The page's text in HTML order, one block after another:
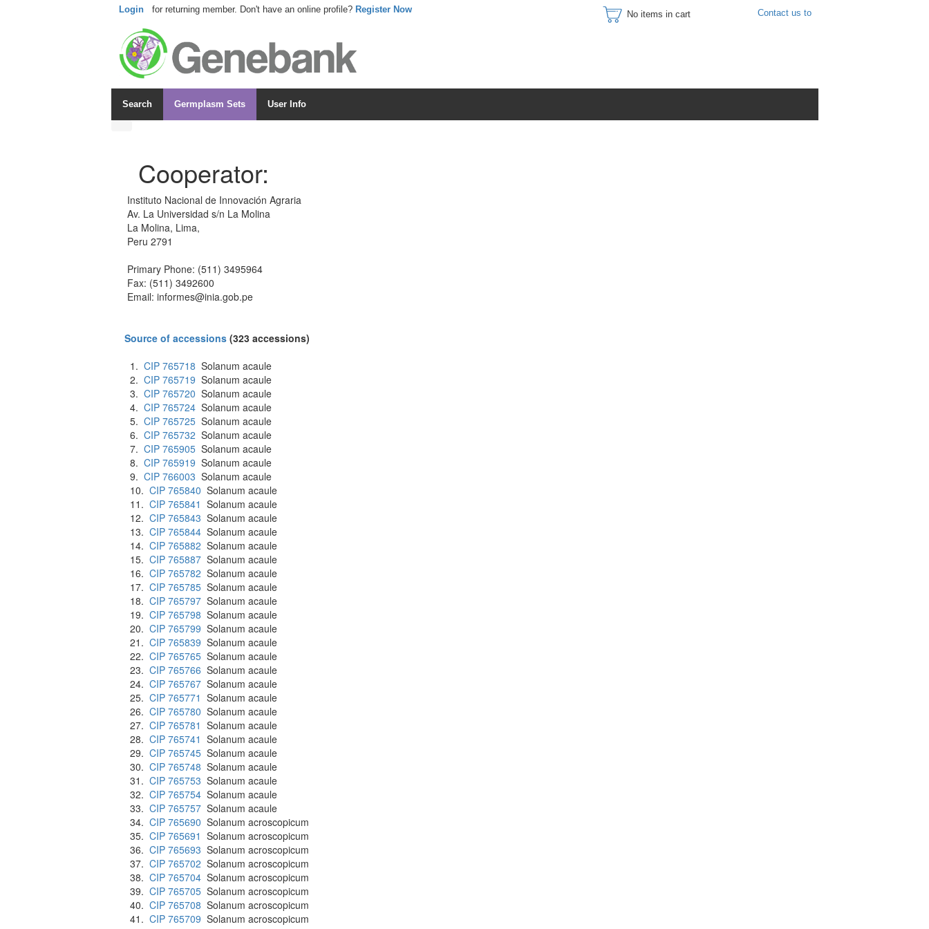
Login No items in cart Contact us to
for returning member. Don't have an online profile? Register Now
Search Germplasm Sets User Info
Cooperator:
Instituto Nacional de Innovación Agraria
Av. La Universidad s/n La Molina
La Molina, Lima,
Peru 2791
Primary Phone: (511) 3495964
Fax: (511) 3492600
Email: informes@inia.gob.pe
Source of accessions (323 accessions)
1. CIP 765718 Solanum acaule
2. CIP 765719 Solanum acaule
3. CIP 765720 Solanum acaule
4. CIP 765724 Solanum acaule
5. CIP 765725 Solanum acaule
6. CIP 765732 Solanum acaule
7. CIP 765905 Solanum acaule
8. CIP 765919 Solanum acaule
9. CIP 766003 Solanum acaule
10. CIP 765840 Solanum acaule
11. CIP 765841 Solanum acaule
12. CIP 765843 Solanum acaule
13. CIP 765844 Solanum acaule
14. CIP 765882 Solanum acaule
15. CIP 765887 Solanum acaule
16. CIP 765782 Solanum acaule
17. CIP 765785 Solanum acaule
18. CIP 765797 Solanum acaule
19. CIP 765798 Solanum acaule
20. CIP 765799 Solanum acaule
21. CIP 765839 Solanum acaule
22. CIP 765765 Solanum acaule
23. CIP 765766 Solanum acaule
24. CIP 765767 Solanum acaule
25. CIP 765771 Solanum acaule
26. CIP 765780 Solanum acaule
27. CIP 765781 Solanum acaule
28. CIP 765741 Solanum acaule
29. CIP 765745 Solanum acaule
30. CIP 765748 Solanum acaule
31. CIP 765753 Solanum acaule
32. CIP 765754 Solanum acaule
33. CIP 765757 Solanum acaule
34. CIP 765690 Solanum acroscopicum
35. CIP 765691 Solanum acroscopicum
36. CIP 765693 Solanum acroscopicum
37. CIP 765702 Solanum acroscopicum
38. CIP 765704 Solanum acroscopicum
39. CIP 765705 Solanum acroscopicum
40. CIP 765708 Solanum acroscopicum
41. CIP 765709 Solanum acroscopicum